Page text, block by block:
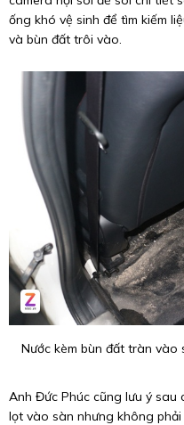
ống khó vệ sinh để tìm kiếm
và bùn đất trôi vào.
Nước kèm bùn đất tràn vào
Anh Đức Phúc cũng lưu ý sau
lọt vào sàn nhưng không